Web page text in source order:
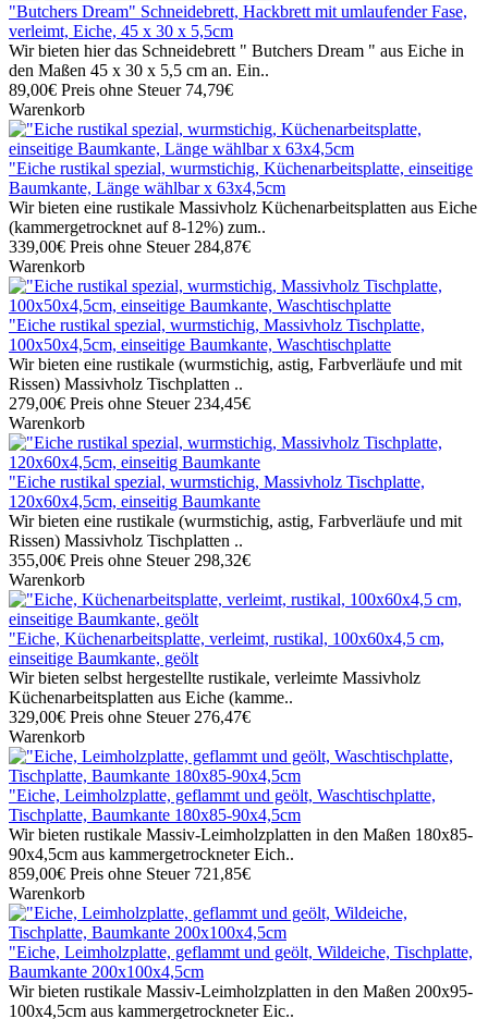
"Butchers Dream" Schneidebrett, Hackbrett mit umlaufender Fase,
verleimt, Eiche, 45 x 30 x 5,5cm
Wir bieten hier das Schneidebrett " Butchers Dream " aus Eiche in
den Maßen 45 x 30 x 5,5 cm an. Ein..
89,00€ Preis ohne Steuer 74,79€
Warenkorb
"Eiche rustikal spezial, wurmstichig, Küchenarbeitsplatte, einseitige
Baumkante, Länge wählbar x 63x4,5cm
Wir bieten eine rustikale Massivholz Küchenarbeitsplatten aus Eiche
(kammergetrocknet auf 8-12%) zum..
339,00€ Preis ohne Steuer 284,87€
Warenkorb
"Eiche rustikal spezial, wurmstichig, Massivholz Tischplatte,
100x50x4,5cm, einseitige Baumkante, Waschtischplatte
Wir bieten eine rustikale (wurmstichig, astig, Farbverläufe und mit
Rissen) Massivholz Tischplatten ..
279,00€ Preis ohne Steuer 234,45€
Warenkorb
"Eiche rustikal spezial, wurmstichig, Massivholz Tischplatte,
120x60x4,5cm, einseitig Baumkante
Wir bieten eine rustikale (wurmstichig, astig, Farbverläufe und mit
Rissen) Massivholz Tischplatten ..
355,00€ Preis ohne Steuer 298,32€
Warenkorb
"Eiche, Küchenarbeitsplatte, verleimt, rustikal, 100x60x4,5 cm,
einseitige Baumkante, geölt
Wir bieten selbst hergestellte rustikale, verleimte Massivholz
Küchenarbeitsplatten aus Eiche (kamme..
329,00€ Preis ohne Steuer 276,47€
Warenkorb
"Eiche, Leimholzplatte, geflammt und geölt, Waschtischplatte,
Tischplatte, Baumkante 180x85-90x4,5cm
Wir bieten rustikale Massiv-Leimholzplatten in den Maßen 180x85-
90x4,5cm aus kammergetrockneter Eich..
859,00€ Preis ohne Steuer 721,85€
Warenkorb
"Eiche, Leimholzplatte, geflammt und geölt, Wildeiche, Tischplatte,
Baumkante 200x100x4,5cm
Wir bieten rustikale Massiv-Leimholzplatten in den Maßen 200x95-
100x4,5cm aus kammergetrockneter Eic..